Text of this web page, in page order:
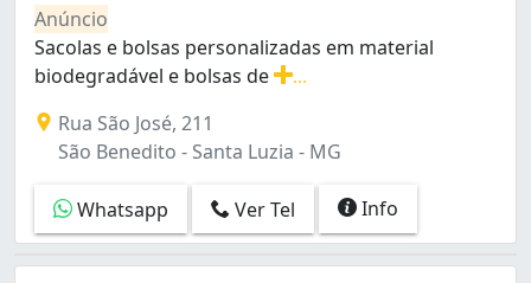
Balas Personalizadas (1)
Calafate (1)
Carlos Prates (2)
Carmo (1)
Cidade Jardim (1)
Cidade Nova (1)
Colégio Batista (2)
Concórdia (1)
Copacabana (2)
Coração Eucarístico (1)
Anúncio
Sacolas e bolsas personalizadas em material
biodegradável e bolsas de
Rua São José, 211
São Benedito - Santa Luzia - MG
Whatsapp Ver Tel Info